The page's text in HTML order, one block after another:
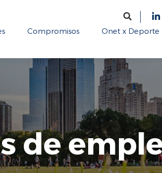
Compromisos Onet x Deporte
de